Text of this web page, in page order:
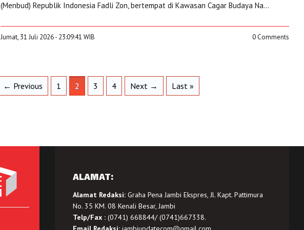
(Menbud) Republik Indonesia Fadli Zon, bertempat di Kawasan Cagar Budaya Na...
Jumat, 31 Juli 2026 - 23:09:41 WIB 0 Comments
← Previous 1 2 3 4 Next → Last »
ALAMAT:
Alamat Redaksi:Graha Pena Jambi Ekspres, Jl. Kapt. Pattimura
No. 35 KM. 08 Kenali Besar, Jambi
Telp/Fax :(0741) 668844/ (0741)667338.